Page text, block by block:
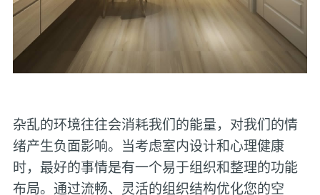
杂乱的环境往往会消耗我们的能量，对我们的情
绪产生负面影响。当考虑室内设计和心理健康
时，最好的事情是有一个易于组织和整理的功能
布局。通过流畅、灵活的组织结构优化您的空